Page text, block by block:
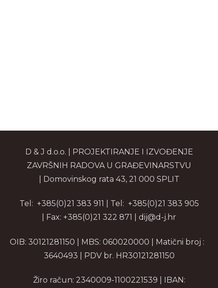
D & J d.o.o. | PROJEKTIRANJE I IZVOĐENJE
ZAVRŠNIH RADOVA U GRAĐEVINARSTVU
| Domovinskog rata 43, 21 000 SPLIT
Tel: +385(0)21 383 911 | Tel: +385(0)21 383 905
| Fax: +385(0)21 322 871 | dij@d-j.hr
OIB: 30121281150 | MBS: 060020000 | Matični broj :
3640493 | PDV br. HR30121281150
Žiro račun: 2340009-1100221539 | IBAN: